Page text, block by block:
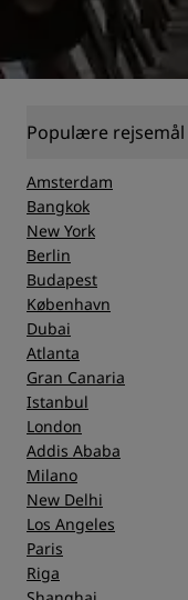
Populære rejsemål
Amsterdam
Bangkok
New York
Berlin
Budapest
København
Dubai
Atlanta
Gran Canaria
Istanbul
London
Addis Ababa
Milano
New Delhi
Los Angeles
Paris
Riga